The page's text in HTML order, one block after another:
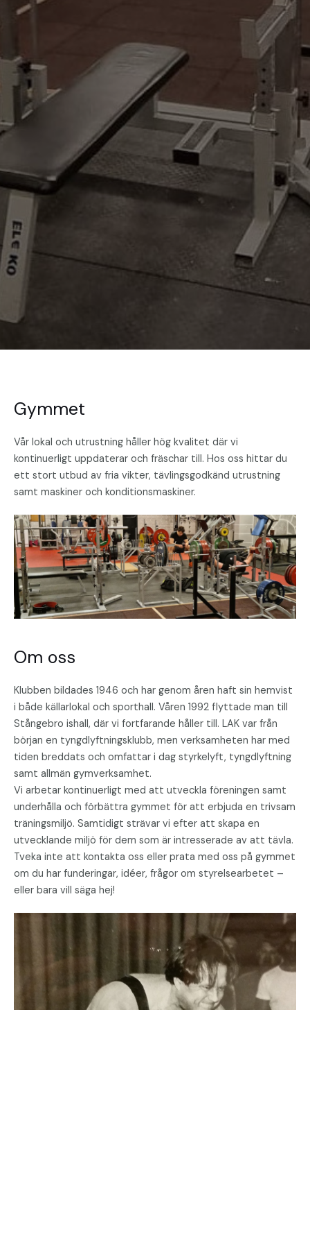
Gymmet
Vår lokal och utrustning håller hög kvalitet där vi
kontinuerligt uppdaterar och fräschar till. Hos oss hittar du
ett stort utbud av fria vikter, tävlingsgodkänd utrustning
samt maskiner och konditionsmaskiner.
Om oss
Klubben bildades 1946 och har genom åren haft sin hemvist
i både källarlokal och sporthall. Våren 1992 flyttade man till
Stångebro ishall, där vi fortfarande håller till. LAK var från
början en tyngdlyftningsklubb, men verksamheten har med
tiden breddats och omfattar i dag styrkelyft, tyngdlyftning
samt allmän gymverksamhet.
Vi arbetar kontinuerligt med att utveckla föreningen samt
underhålla och förbättra gymmet för att erbjuda en trivsam
träningsmiljö. Samtidigt strävar vi efter att skapa en
utvecklande miljö för dem som är intresserade av att tävla.
Tveka inte att kontakta oss eller prata med oss på gymmet
om du har funderingar, idéer, frågor om styrelsearbetet –
eller bara vill säga hej!